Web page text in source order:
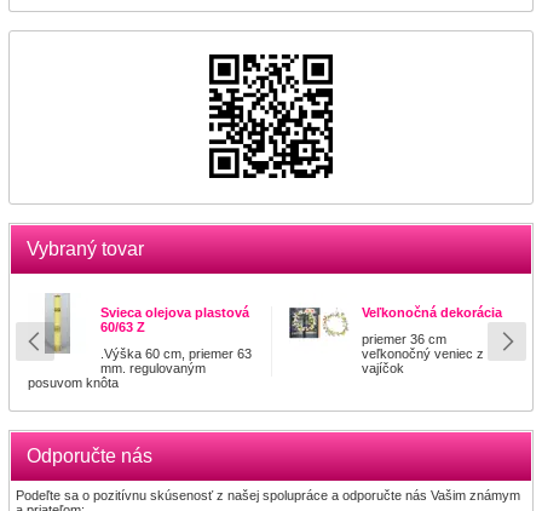
Vybraný tovar
Svieca olejova plastová
60/63 Z
.Výška 60 cm, priemer 63
mm. regulovaným
posuvom knôta
Veľkonočná dekorácia
priemer 36 cm
veľkonočný veniec z
vajíčok
Odporučte nás
Podeľte sa o pozitívnu skúsenosť z našej spolupráce a odporučte nás Vašim známym